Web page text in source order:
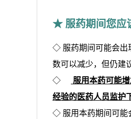
★ 服药期间您应
◇ 服药期间可能会出
数可以减少，但仍建
◇
服用本药可能
经验的医药人员监护
◇ 服用本药期间可能